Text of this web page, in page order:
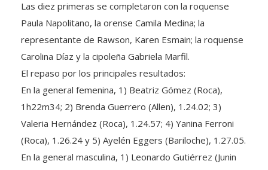
Paula Napolitano, la orense Camila Medina; la
representante de Rawson, Karen Esmain; la roquense
Carolina Díaz y la cipoleña Gabriela Marfil.
El repaso por los principales resultados:
En la general femenina, 1) Beatriz Gómez (Roca),
1h22m34; 2) Brenda Guerrero (Allen), 1.24.02; 3)
Valeria Hernández (Roca), 1.24.57; 4) Yanina Ferroni
(Roca), 1.26.24 y 5) Ayelén Eggers (Bariloche), 1.27.05.
En la general masculina, 1) Leonardo Gutiérrez (Junin
de Los Andes), 1.05.09; 2) Ramiro Alias (Neuquén),